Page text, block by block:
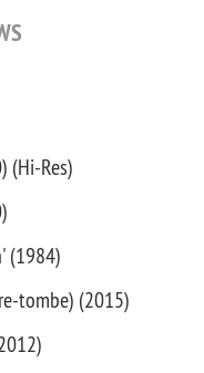
(Hi-Res)
(1984)
tombe) (2015)